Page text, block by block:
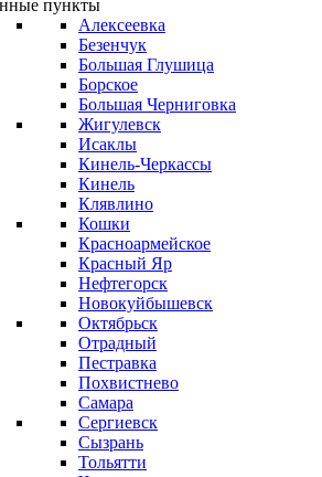
пункты
Алексеевка
Безенчук
Большая Глушица
Борское
Большая Черниговка
Жигулевск
Исаклы
Кинель-Черкассы
Кинель
Клявлино
Кошки
Красноармейское
Красный Яр
Нефтегорск
Новокуйбышевск
Октябрьск
Отрадный
Пестравка
Похвистнево
Самара
Сергиевск
Сызрань
Тольятти